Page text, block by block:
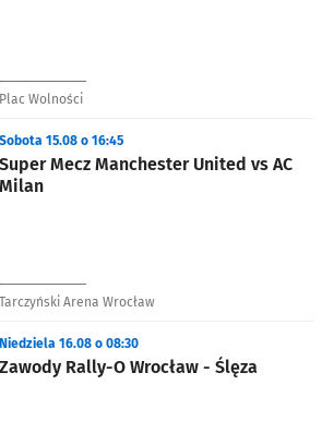
Plac Wolności
Super Mecz Manchester United vs AC
Milan
Sobota 15.08 o 16:45
Tarczyński Arena Wrocław
Zawody Rally-O Wrocław - Ślęza
Niedziela 16.08 o 08:30